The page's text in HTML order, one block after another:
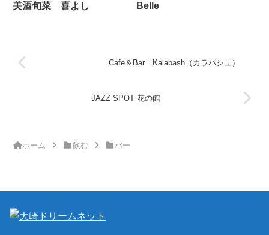
美酒旬菜 喜よし Belle
Cafe＆Bar Kalabash（カラバシュ）
JAZZ SPOT 花の館
ホーム 飲む バー